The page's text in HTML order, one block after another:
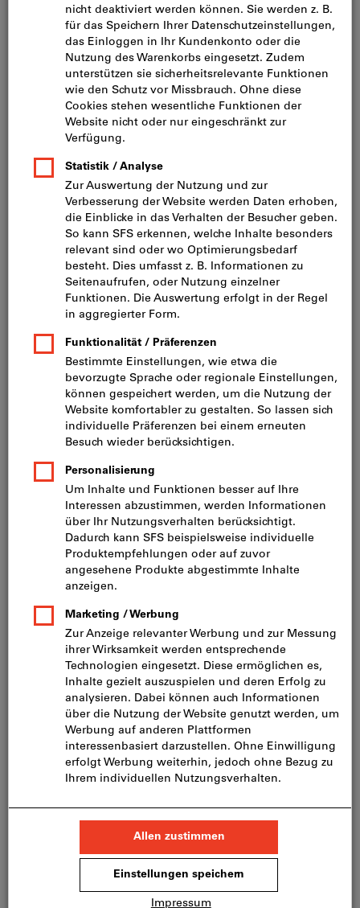
Bild zum Vergrößern anklicken
Preis pro 1 Stück (CHF 124.04 / 1 Stück)
inkl. MwSt. zzgl. Versandkosten
Netto: CHF 114.75
Menge
In den Warenkorb
Sofort lieferbar
Artikel merken Artikel teilen
Produktdetails
Beschreibung
Passende Produkte